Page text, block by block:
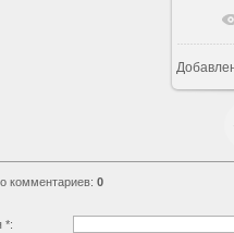
комментариев: 0
*: